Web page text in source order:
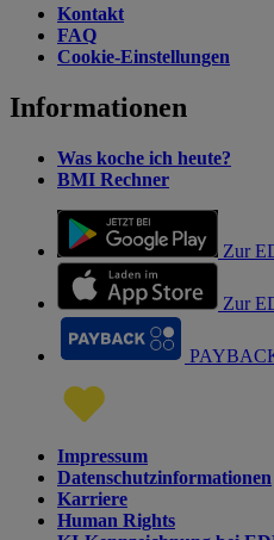
Kontakt
FAQ
Cookie-Einstellungen
Informationen
Was koche ich heute?
BMI Rechner
Zur
Zur
Impressum
Datenschutzinformationen
Karriere
Human Rights